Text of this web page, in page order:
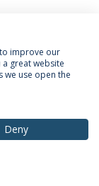
improve our
great website
we use open the
Deny